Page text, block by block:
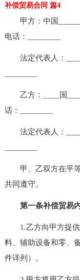
补偿贸易合同 篇4
甲方：中国
电话：________
法定代表人：
乙方：____国
话：________
法定代表人：
甲、乙双方在平等
共同遵守。
第一条补偿贸易
1.乙方向甲方提供
料、辅助设备和零、
件详列）。